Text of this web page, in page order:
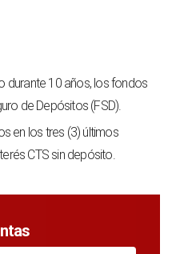
durante 10 años, los fondos
de Depósitos (FSD).
en los tres (3) últimos
CTS sin depósito.